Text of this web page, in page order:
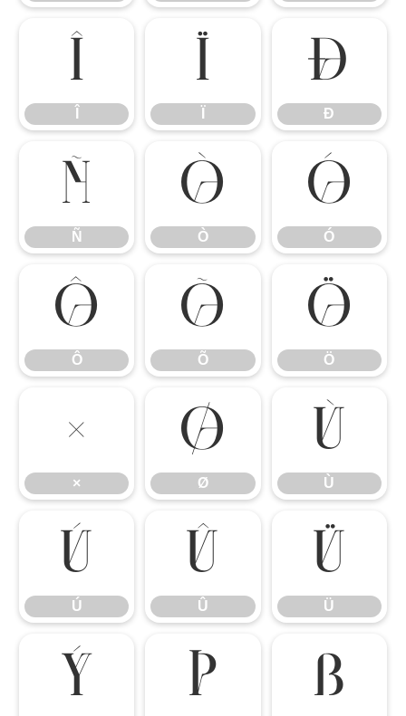
Î Ï Ð
Ð
Ñ
Ñ
Ò
Ò
Ó
Ó
Ô
Ô
Õ
Õ
Ö
Ö
×
×
Ø
Ø
Ù
Ù
Ú
Ú
Û
Û
Ü
Ü
Ý Þ ß